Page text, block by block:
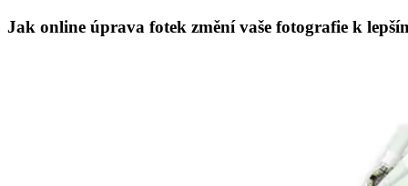
Jak online úprava fotek změní vaše fotografie k